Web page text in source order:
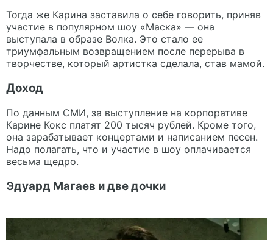
Тогда же Карина заставила о себе говорить, приняв
участие в популярном шоу «Маска» — она
выступала в образе Волка. Это стало ее
триумфальным возвращением после перерыва в
творчестве, который артистка сделала, став мамой.
Доход
По данным СМИ, за выступление на корпоративе
Карине Кокс платят 200 тысяч рублей. Кроме того,
она зарабатывает концертами и написанием песен.
Надо полагать, что и участие в шоу оплачивается
весьма щедро.
Эдуард Магаев и две дочки